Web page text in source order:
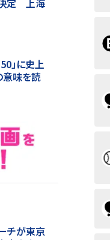
」に史上
意味を読
チが東京